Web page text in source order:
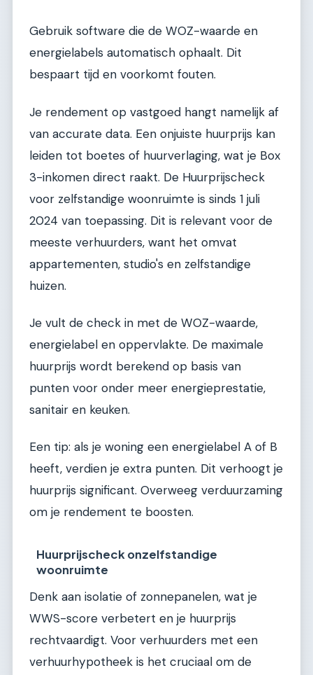
Gebruik software die de WOZ-waarde en
energielabels automatisch ophaalt. Dit
bespaart tijd en voorkomt fouten.
Je rendement op vastgoed hangt namelijk af
van accurate data. Een onjuiste huurprijs kan
leiden tot boetes of huurverlaging, wat je Box
3-inkomen direct raakt. De Huurprijscheck
voor zelfstandige woonruimte is sinds 1 juli
2024 van toepassing. Dit is relevant voor de
meeste verhuurders, want het omvat
appartementen, studio's en zelfstandige
huizen.
Je vult de check in met de WOZ-waarde,
energielabel en oppervlakte. De maximale
huurprijs wordt berekend op basis van
punten voor onder meer energieprestatie,
sanitair en keuken.
Een tip: als je woning een energielabel A of B
heeft, verdien je extra punten. Dit verhoogt je
huurprijs significant. Overweeg verduurzaming
om je rendement te boosten.
Huurprijscheck onzelfstandige
woonruimte
Denk aan isolatie of zonnepanelen, wat je
WWS-score verbetert en je huurprijs
rechtvaardigt. Voor verhuurders met een
verhuurhypotheek is het cruciaal om de